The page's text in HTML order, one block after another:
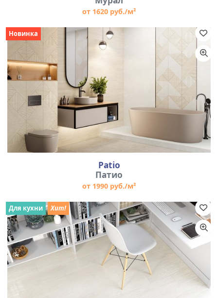
от 1620 руб./м²
Patio
Патио
от 1990 руб./м²
Новинка
Для кухни Хит!